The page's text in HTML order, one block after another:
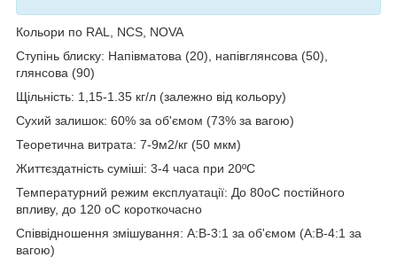
Кольори по RAL, NCS, NOVA
Ступінь блиску: Напівматова (20), напівглянсова (50),
глянсова (90)
Щільність: 1,15-1.35 кг/л (залежно від кольору)
Сухий залишок: 60% за об'ємом (73% за вагою)
Теоретична витрата: 7-9м2/кг (50 мкм)
Життєздатність суміші: 3-4 часа при 20ºC
Температурний режим експлуатації: До 80oC постійного
впливу, до 120 oC короткочасно
Співвідношення змішування: A:B-3:1 за об'ємом (A:B-4:1 за
вагою)